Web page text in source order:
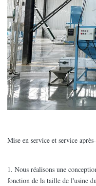
Mise en service et service
1. Nous réalisons une
fonction de la taille de l'usine